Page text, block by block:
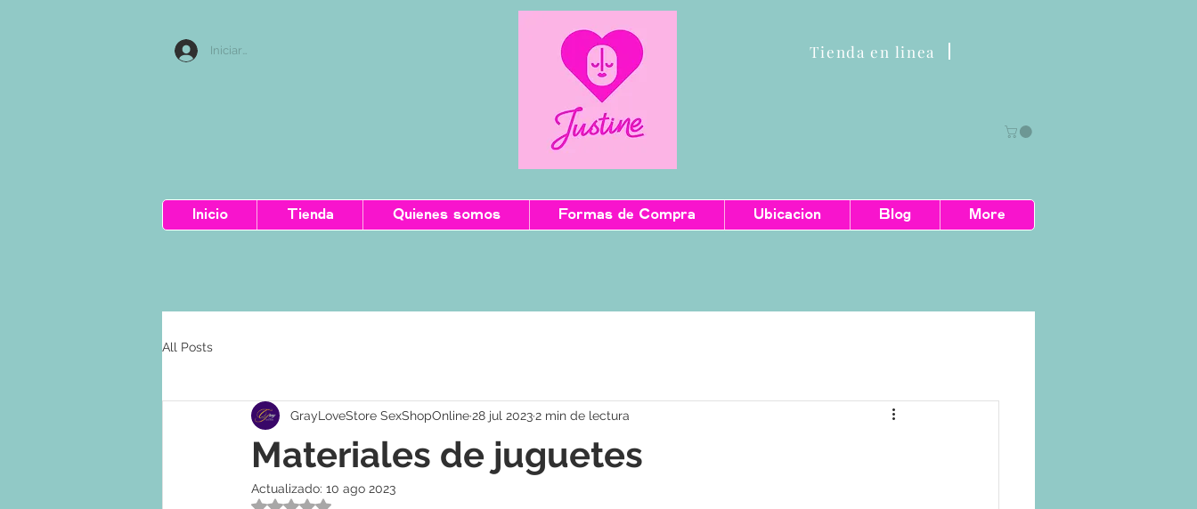
Iniciar sesion Tienda en linea
Inicio Tienda Quienes somos Formas de Compra Ubicacion Blog More
All Posts
Materiales de juguetes
GrayLoveStore SexShopOnline28 jul 20232 min de lectura
Actualizado: 10 ago 2023
Obtuvo NaN de 5 estrellas.